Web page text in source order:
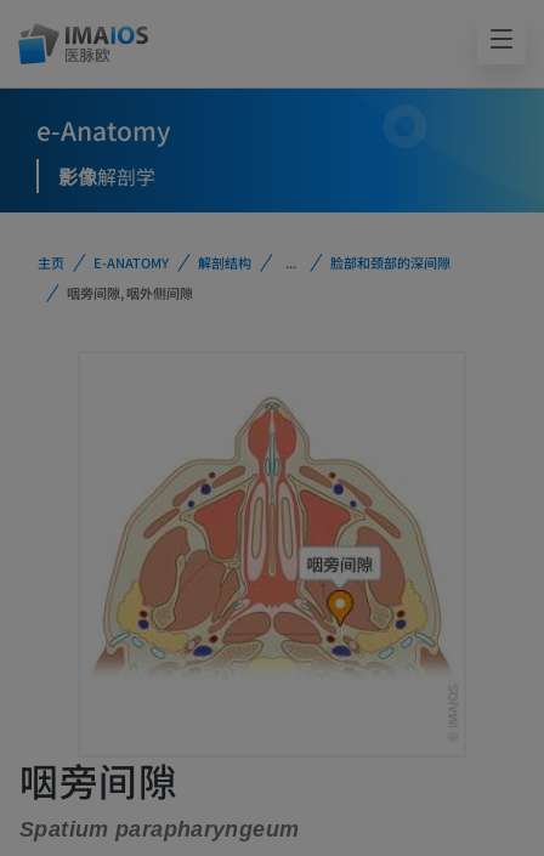
e-Anatomy
影像解剖学
主页 E-ANATOMY 解剖结构 ...
脸部和颈部的深间隙
咽旁间隙, 咽外侧间隙
咽旁间隙
Spatium parapharyngeum